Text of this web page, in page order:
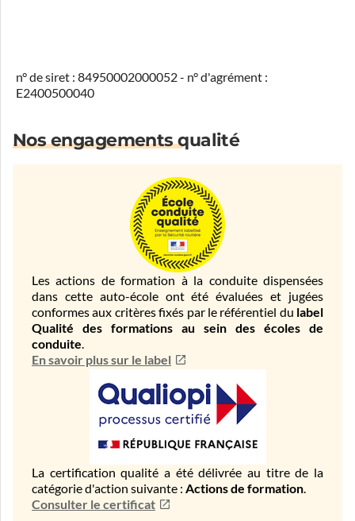
n° de siret : 84950002000052 - n° d'agrément :
E2400500040
Nos engagements qualité
Les actions de formation à la conduite dispensées
dans cette auto-école ont été évaluées et jugées
conformes aux critères fixés par le référentiel du label
Qualité des formations au sein des écoles de
conduite.
En savoir plus sur le label
La certification qualité a été délivrée au titre de la
catégorie d'action suivante : Actions de formation.
Consulter le certificat